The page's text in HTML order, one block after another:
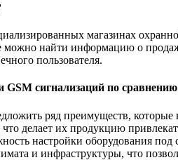
магазинах
можно найти информацию о
пользователя.
сигнализаций по
ряд преимуществ,
делает их продукцию
настройки оборудования
и инфраструктуры, что